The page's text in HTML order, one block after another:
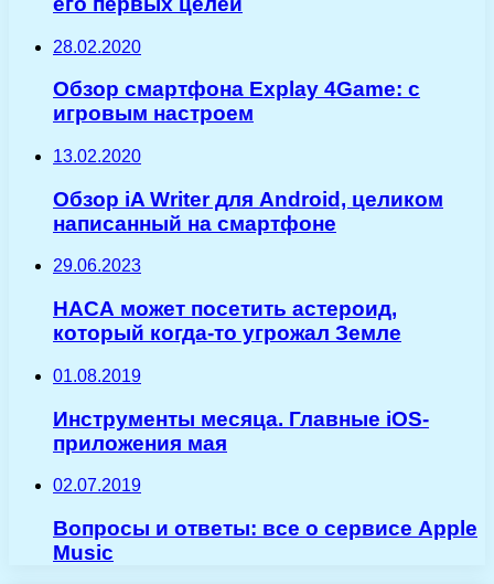
28.02.2020
Обзор смартфона Explay 4Game: c
игровым настроем
13.02.2020
Обзор iA Writer для Android, целиком
написанный на смартфоне
29.06.2023
НАСА может посетить астероид,
который когда-то угрожал Земле
01.08.2019
Инструменты месяца. Главные iOS-
приложения мая
02.07.2019
Вопросы и ответы: все о сервисе Apple
Music